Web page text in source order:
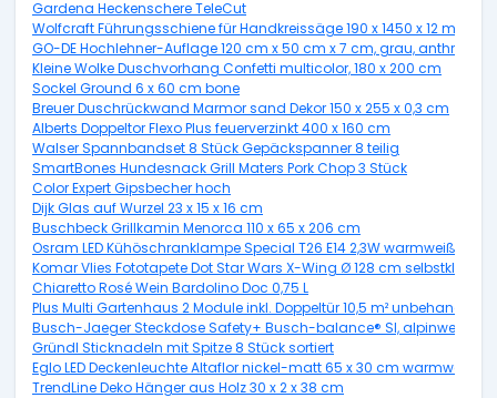
Gardena Heckenschere TeleCut
Wolfcraft Führungsschiene für Handkreissäge 190 x 1450 x 12 mm
GO-DE Hochlehner-Auflage 120 cm x 50 cm x 7 cm, grau, anthrazit
Kleine Wolke Duschvorhang Confetti multicolor, 180 x 200 cm
Sockel Ground 6 x 60 cm bone
Breuer Duschrückwand Marmor sand Dekor 150 x 255 x 0,3 cm
Alberts Doppeltor Flexo Plus feuerverzinkt 400 x 160 cm
Walser Spannbandset 8 Stück Gepäckspanner 8 teilig
SmartBones Hundesnack Grill Maters Pork Chop 3 Stück
Color Expert Gipsbecher hoch
Dijk Glas auf Wurzel 23 x 15 x 16 cm
Buschbeck Grillkamin Menorca 110 x 65 x 206 cm
Osram LED Kühöschranklampe Special T26 E14 2,3W warmweiß,
Komar Vlies Fototapete Dot Star Wars X-Wing Ø 128 cm selbstklebend
Chiaretto Rosé Wein Bardolino Doc 0,75 L
Plus Multi Gartenhaus 2 Module inkl. Doppeltür 10,5 m² unbehandelt
Busch-Jaeger Steckdose Safety+ Busch-balance® SI, alpinweiß, 20
Gründl Sticknadeln mit Spitze 8 Stück sortiert
Eglo LED Deckenleuchte Altaflor nickel-matt 65 x 30 cm warmweiß
TrendLine Deko Hänger aus Holz 30 x 2 x 38 cm